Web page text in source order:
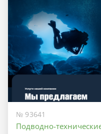
№ 93641
Подводно-